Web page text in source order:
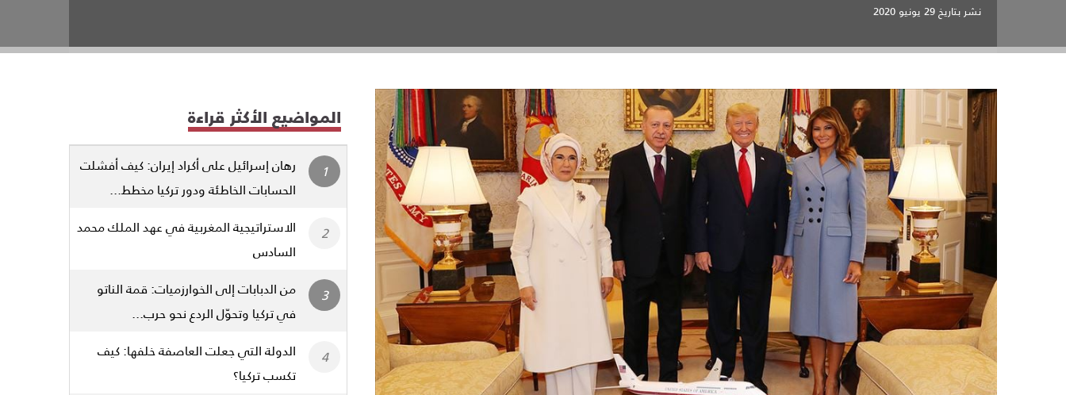
نشر بتاريخ29 يونيو 2020
المواضيع الأكثر قراءة
رهان إسرائيل على أكراد إيران: كيف أفشلت
الحسابات الخاطئة ودور تركيا مخطط...
الاستراتيجية المغربية في عهد الملك محمد
السادس
من الدبابات إلى الخوارزميات: قمة الناتو
في تركيا وتحوّل الردع نحو حرب...
الدولة التي جعلت العاصفة خلفها: كيف
تكسب تركيا؟